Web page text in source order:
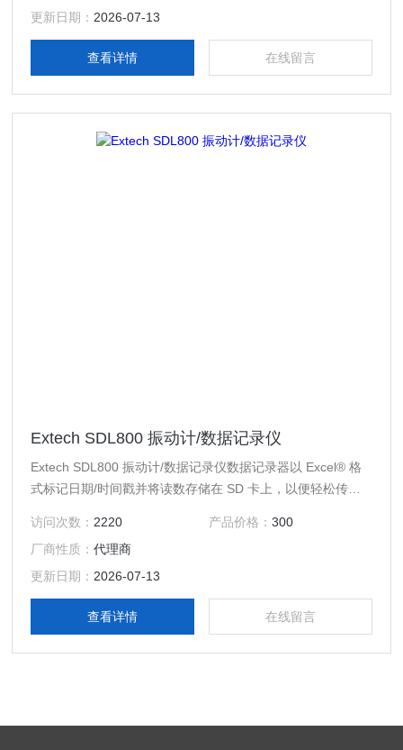
更新日期： 2026-07-13
查看详情 在线留言
Extech SDL800 振动计/数据记录仪
Extech SDL800 振动计/数据记录仪数据记录器以 Excel® 格
式标记日期/时间戳并将读数存储在 SD 卡上，以便轻松传输
访问次数： 2220 产品价格： 300
厂商性质：代理商
更新日期： 2026-07-13
查看详情 在线留言